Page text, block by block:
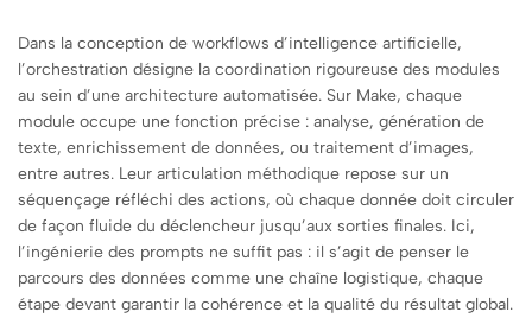
Dans la conception de workflows d’intelligence artificielle,
l’orchestration désigne la coordination rigoureuse des modules
au sein d’une architecture automatisée. Sur Make, chaque
module occupe une fonction précise : analyse, génération de
texte, enrichissement de données, ou traitement d’images,
entre autres. Leur articulation méthodique repose sur un
séquençage réfléchi des actions, où chaque donnée doit circuler
de façon fluide du déclencheur jusqu’aux sorties finales. Ici,
l’ingénierie des prompts ne suffit pas : il s’agit de penser le
parcours des données comme une chaîne logistique, chaque
étape devant garantir la cohérence et la qualité du résultat global.